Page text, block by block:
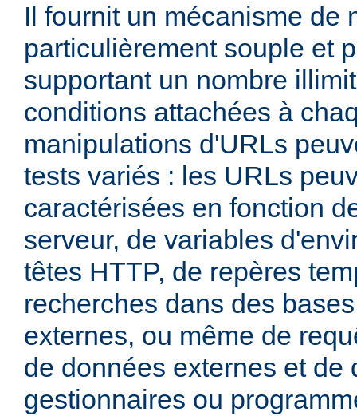
Il fournit un mécanisme de
particulièrement souple et
supportant un nombre
conditions attachées à
manipulations d'URLs
tests variés : les URLs
caractérisées en fonction
serveur, de variables
têtes HTTP, de repères
recherches dans des
externes, ou même de
de données externes et de
gestionnaires ou